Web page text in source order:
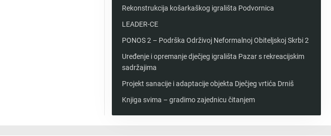
Rekonstrukcija košarkaškog igrališta Podvornica
LEADER-CE
PONOS 2 – Podrška Održivoj Neformalnoj Obiteljskoj Skrbi 2
Uređenje i opremanje dječjeg igrališta Pazar s rekreacijskim
sadržajima
Projekt sanacije i adaptacije objekta Dječjeg vrtića Drniš
Knjiga svima – gradimo zajednicu čitanjem